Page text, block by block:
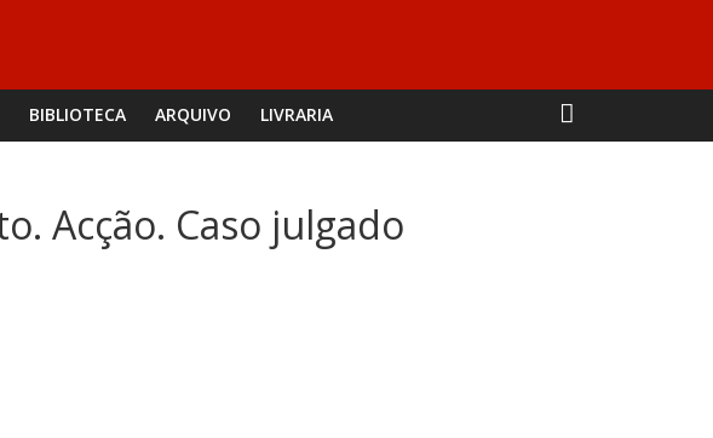
BIBLIOTECA ARQUIVO LIVRARIA
Acção. Caso julgado